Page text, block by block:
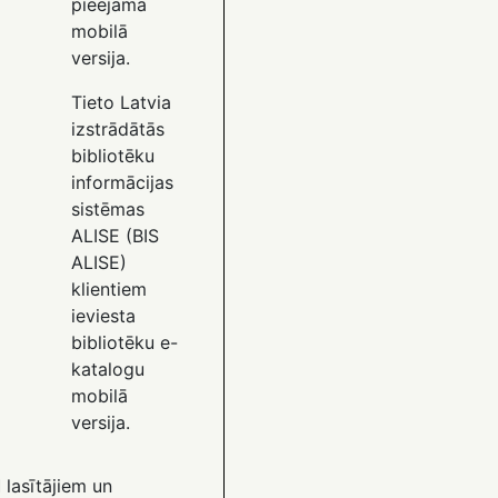
pieejama
mobilā
versija.
Tieto Latvia
izstrādātās
bibliotēku
informācijas
sistēmas
ALISE (BIS
ALISE)
klientiem
ieviesta
bibliotēku e-
katalogu
mobilā
versija.
lasītājiem un